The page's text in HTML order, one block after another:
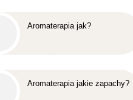
Aromaterapia jak?
Aromaterapia jakie zapachy?